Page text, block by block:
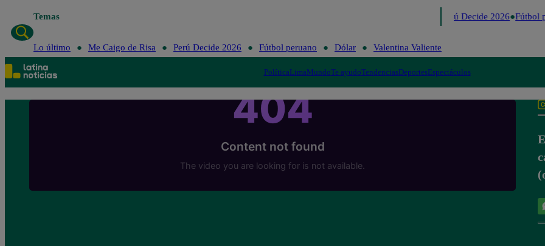
Temas Perú Decide 2026 Fútbol
Lo último Me Caigo de Risa Perú Decide 2026 Fútbol peruano Dólar Valentina Valiente
PolíticaLimaMundoTe ayudoTendenciasDeportesEspectáculos